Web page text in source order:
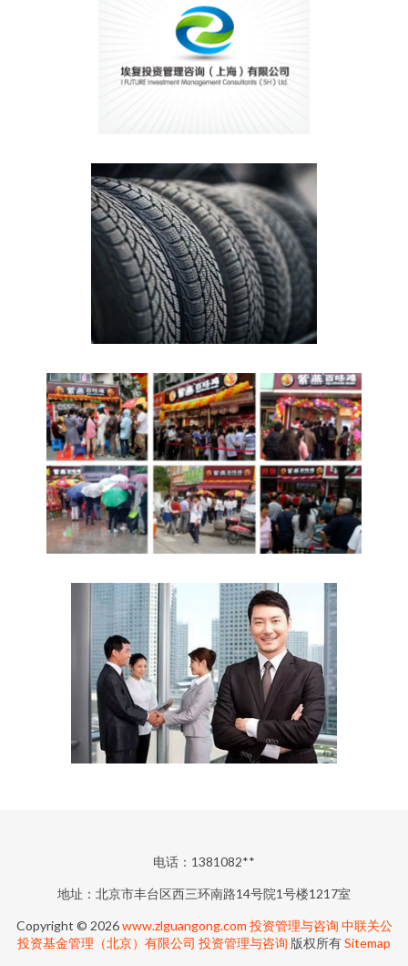
电话：1381082**
地址：北京市丰台区西三环南路14号院1号楼1217室
Copyright © 2026www.zlguangong.com 投资管理与咨询 中联关公
投资基金管理（北京）有限公司 投资管理与咨询 版权所有Sitemap